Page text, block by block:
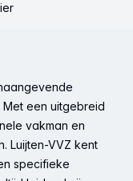
een uitgebreid
vakman en
Luijten-VVZ kent
specifieke